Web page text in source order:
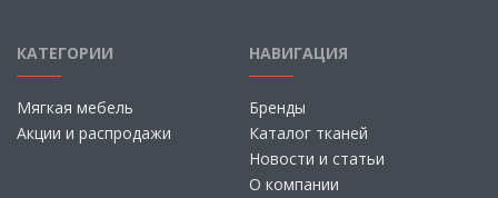
КАТЕГОРИИ
Мягкая мебель
Акции и распродажи
НАВИГАЦИЯ
Бренды
Каталог тканей
Новости и статьи
О компании